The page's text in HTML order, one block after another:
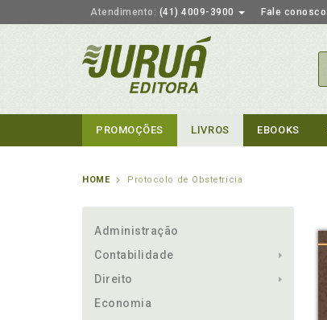
Atendimento: (41) 4009-3900 Fale conosco
PROMOÇÕES LIVROS EBOOKS
HOME Protocolo de Obstetrícia
Administração
Contabilidade
Direito
Economia